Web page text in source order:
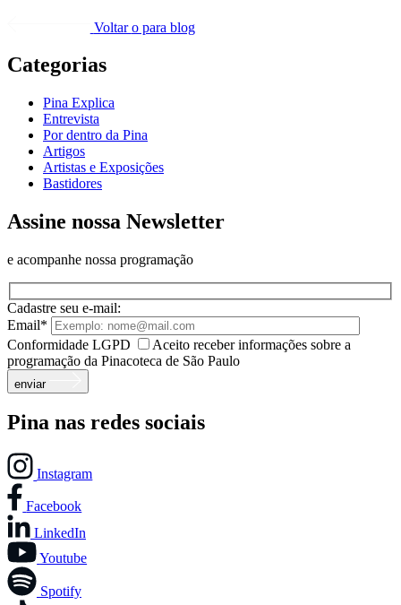
Voltaro para blog
Categorias
Pina Explica
Entrevista
Por dentro da Pina
Artigos
Artistas e Exposições
Bastidores
Assine nossa Newsletter
e acompanhe nossa programação
Cadastre seu e-mail:
Email*
Conformidade LGPD
Aceito receber informações sobre a
programação da Pinacoteca de São Paulo
enviar
Pina nas redes sociais
Instagram
Facebook
LinkedIn
Youtube
Spotify